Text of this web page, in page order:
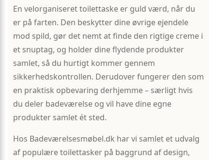
En velorganiseret toilettaske er guld værd, når du
er på farten. Den beskytter dine øvrige ejendele
mod spild, gør det nemt at finde den rigtige creme i
et snuptag, og holder dine flydende produkter
samlet, så du hurtigt kommer gennem
sikkerhedskontrollen. Derudover fungerer den som
en praktisk opbevaring derhjemme – særligt hvis
du deler badeværelse og vil have dine egne
produkter samlet ét sted.
Hos Badeværelsesmøbel.dk har vi samlet et udvalg
af populære toilettasker på baggrund af design,